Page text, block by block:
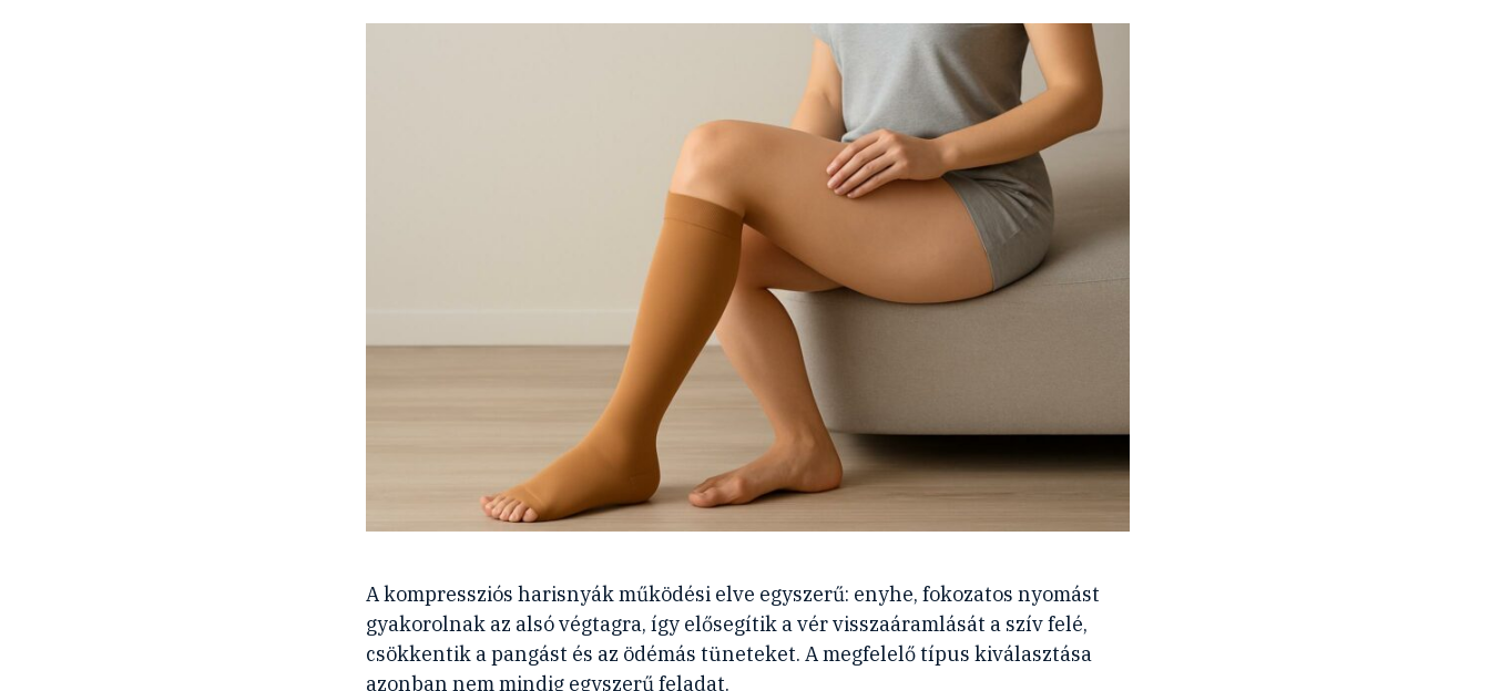
A kompressziós harisnyák működési elve egyszerű: enyhe, fokozatos nyomást
gyakorolnak az alsó végtagra, így elősegítik a vér visszaáramlását a szív felé,
csökkentik a pangást és az ödémás tüneteket. A megfelelő típus kiválasztása
azonban nem mindig egyszerű feladat.